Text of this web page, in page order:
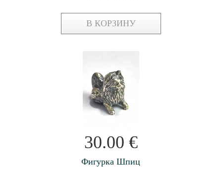
В КОРЗИНУ
30.00 €
Фигурка Шпиц